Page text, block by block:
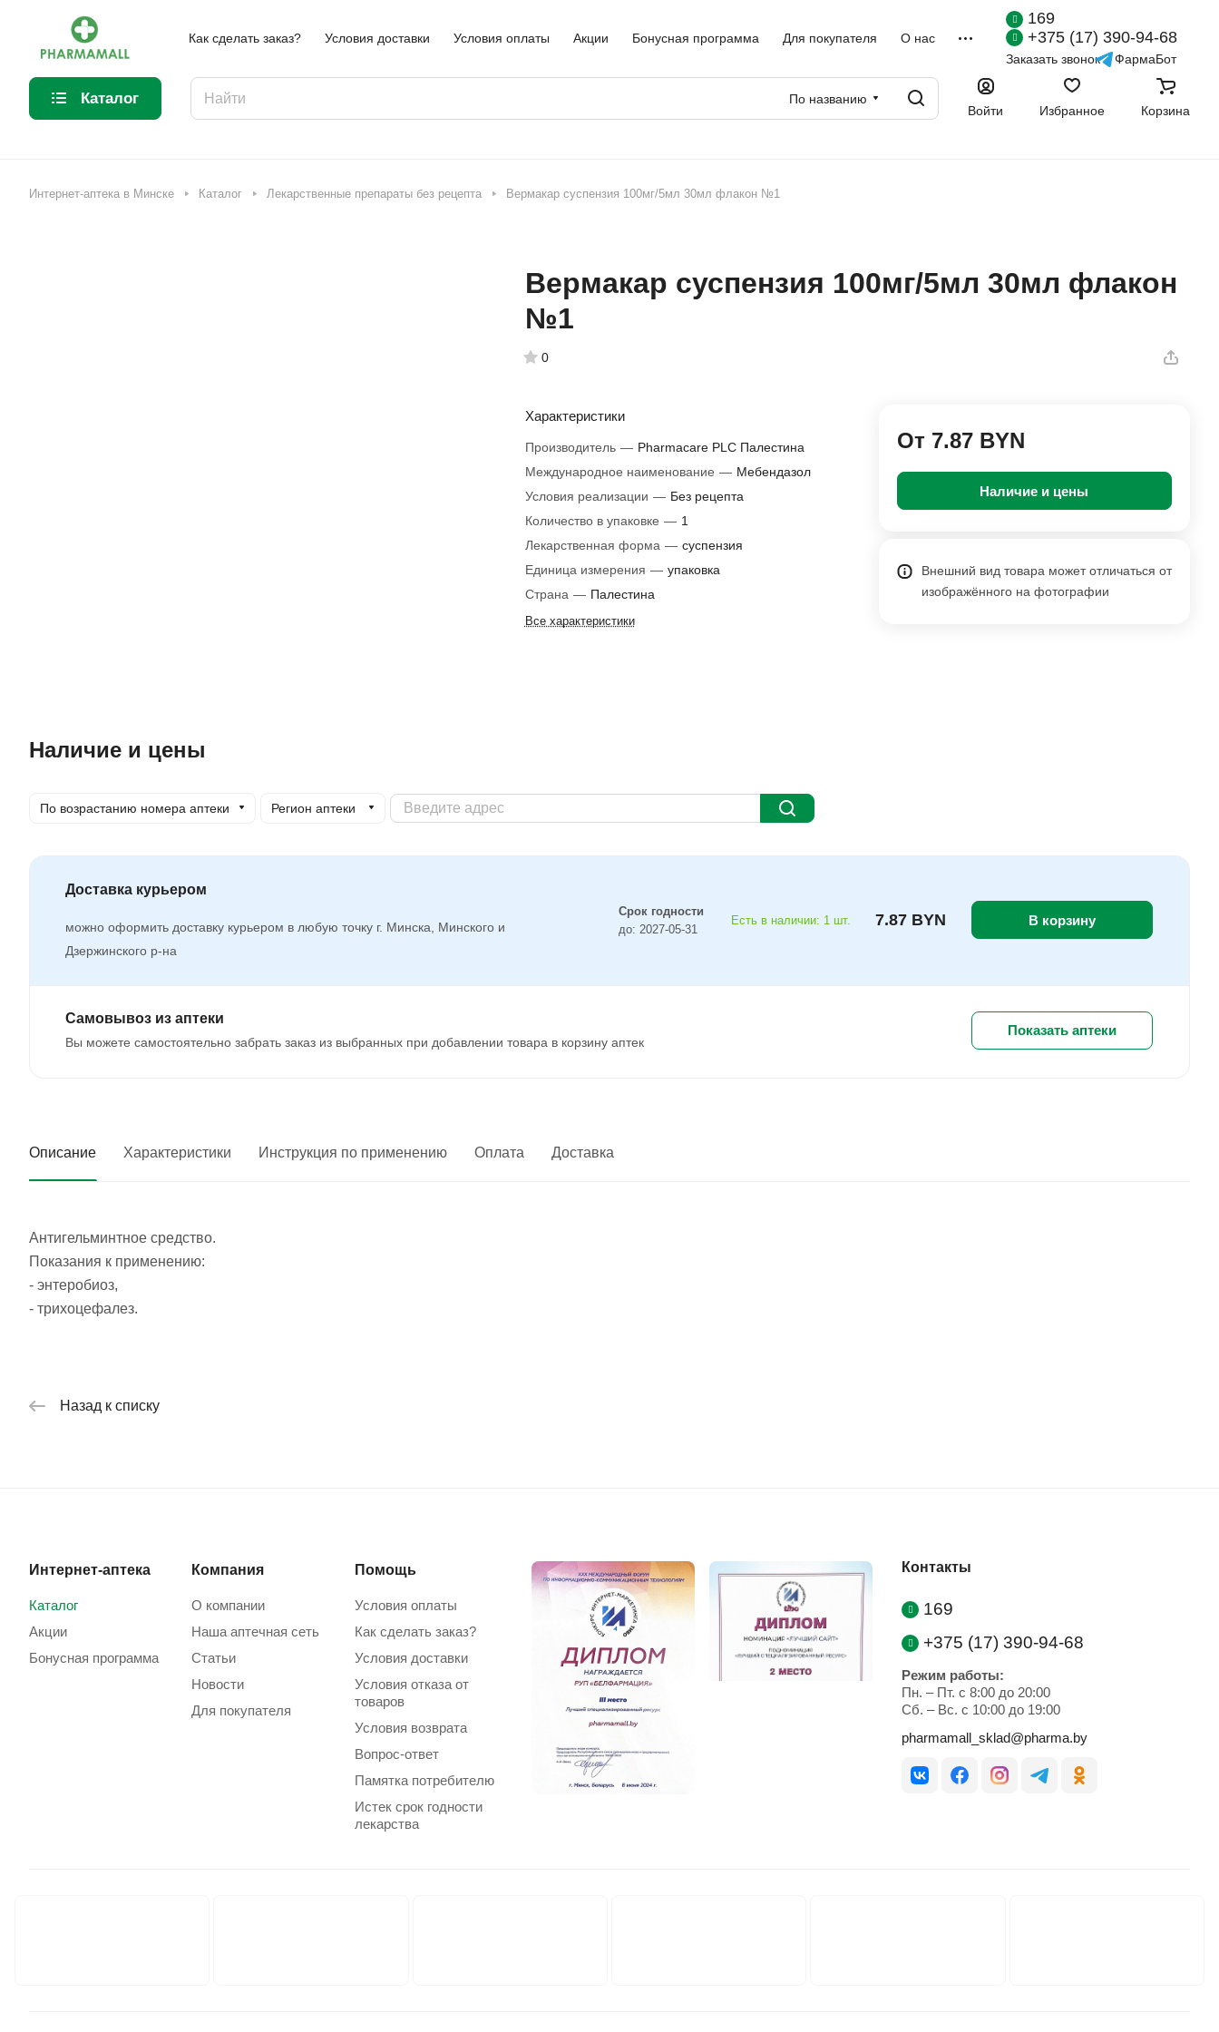
Как сделать заказ? Условия доставки Условия оплаты Акции Бонусная программа Для покупателя О нас
169
+375 (17) 390-94-68
Заказать звонок ФармаБот
Каталог
По названию
Войти
Избранное Корзина
Интернет-аптека в Минске Каталог Лекарственные препараты без рецепта Вермакар суспензия 100мг/5мл 30мл флакон №1
Вермакар суспензия 100мг/5мл 30мл флакон
№1
0
Характеристики
Производитель — Pharmacare PLC Палестина
Международное наименование — Мебендазол
Условия реализации — Без рецепта
Количество в упаковке — 1
Лекарственная форма — суспензия
Единица измерения — упаковка
Страна — Палестина
Все характеристики
От 7.87 BYN
Наличие и цены
Внешний вид товара может отличаться от
изображённого на фотографии
Наличие и цены
По возрастанию номера аптеки Регион аптеки
Доставка курьером
можно оформить доставку курьером в любую точку г. Минска, Минского и
Дзержинского р-на
Срок годности
до: 2027-05-31
Есть в наличии: 1 шт. 7.87 BYN В корзину
Самовывоз из аптеки
Вы можете самостоятельно забрать заказ из выбранных при добавлении товара в корзину аптек
Показать аптеки
Описание Характеристики Инструкция по применению Оплата Доставка
Антигельминтное средство.
Показания к применению:
- энтеробиоз,
- трихоцефалез.
Назад к списку
Интернет-аптека
Каталог
Акции
Бонусная программа
Компания
О компании
Наша аптечная сеть
Статьи
Новости
Для покупателя
Помощь
Условия оплаты
Как сделать заказ?
Условия доставки
Условия отказа от
товаров
Условия возврата
Вопрос-ответ
Памятка потребителю
Истек срок годности
лекарства
Контакты
169
+375 (17) 390-94-68
Режим работы:
Пн. – Пт. с 8:00 до 20:00
Cб. – Вс. с 10:00 до 19:00
pharmamall_sklad@pharma.by